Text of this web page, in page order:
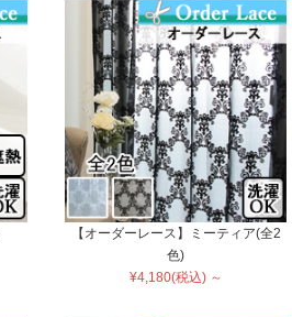
【オーダーレース】ミーティア(全2
色)
¥4,180(税込) ～